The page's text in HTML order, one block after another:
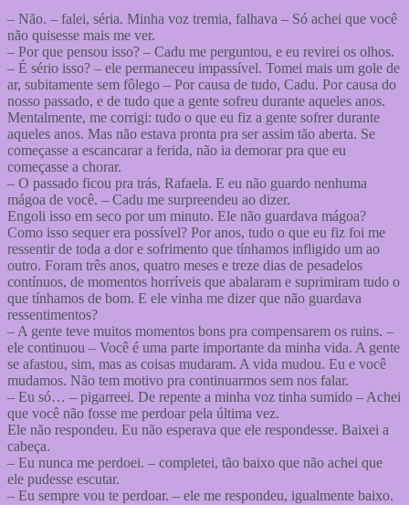
– Não. – falei, séria. Minha voz tremia, falhava – Só achei que você
não quisesse mais me ver.
– Por que pensou isso? – Cadu me perguntou, e eu revirei os olhos.
– É sério isso? – ele permaneceu impassível. Tomei mais um gole de
ar, subitamente sem fôlego – Por causa de tudo, Cadu. Por causa do
nosso passado, e de tudo que a gente sofreu durante aqueles anos.
Mentalmente, me corrigi: tudo o que eu fiz a gente sofrer durante
aqueles anos. Mas não estava pronta pra ser assim tão aberta. Se
começasse a escancarar a ferida, não ia demorar pra que eu
começasse a chorar.
– O passado ficou pra trás, Rafaela. E eu não guardo nenhuma
mágoa de você. – Cadu me surpreendeu ao dizer.
Engoli isso em seco por um minuto. Ele não guardava mágoa?
Como isso sequer era possível? Por anos, tudo o que eu fiz foi me
ressentir de toda a dor e sofrimento que tínhamos infligido um ao
outro. Foram três anos, quatro meses e treze dias de pesadelos
contínuos, de momentos horríveis que abalaram e suprimiram tudo o
que tínhamos de bom. E ele vinha me dizer que não guardava
ressentimentos?
– A gente teve muitos momentos bons pra compensarem os ruins. –
ele continuou – Você é uma parte importante da minha vida. A gente
se afastou, sim, mas as coisas mudaram. A vida mudou. Eu e você
mudamos. Não tem motivo pra continuarmos sem nos falar.
– Eu só… – pigarreei. De repente a minha voz tinha sumido – Achei
que você não fosse me perdoar pela última vez.
Ele não respondeu. Eu não esperava que ele respondesse. Baixei a
cabeça.
– Eu nunca me perdoei. – completei, tão baixo que não achei que
ele pudesse escutar.
– Eu sempre vou te perdoar. – ele me respondeu, igualmente baixo.